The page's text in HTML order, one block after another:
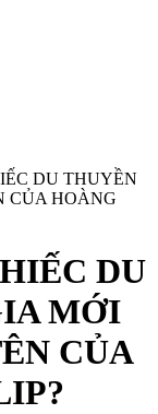
DU THUYỀN
CỦA HOÀNG
DU
MỚI
CỦA